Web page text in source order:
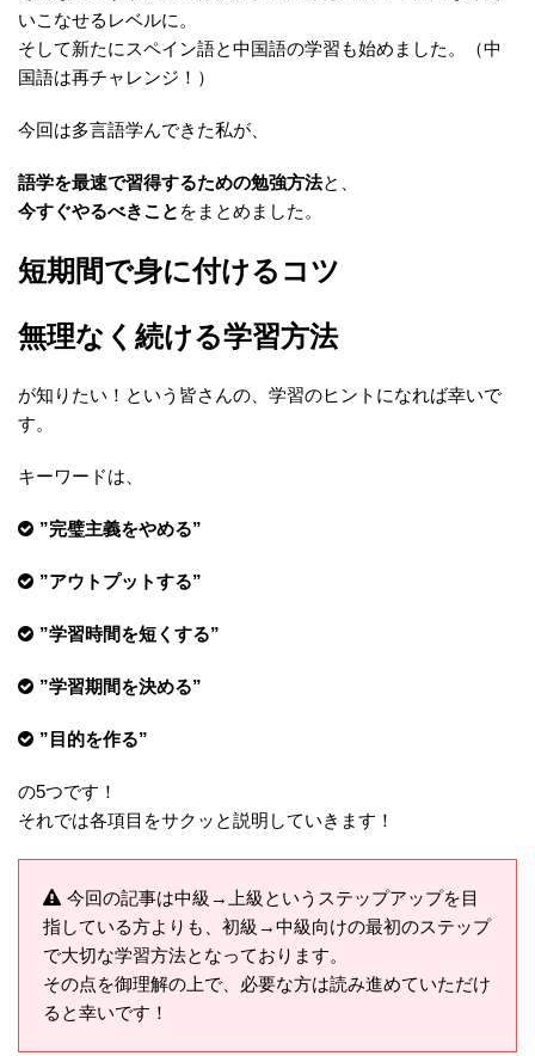
いこなせるレベルに。
そして新たにスペイン語と中国語の学習も始めました。（中
国語は再チャレンジ！）
今回は多言語学んできた私が、
語学を最速で習得するための勉強方法と、
今すぐやるべきこと をまとめました。
短期間で身に付けるコツ
無理なく続ける学習方法
が知りたい！という皆さんの、学習のヒントになれば幸いで
す。
キーワードは、
”完璧主義をやめる”
”アウトプットする”
”学習時間を短くする”
”学習期間を決める”
”目的を作る”
の5つです！
それでは各項目をサクッと説明していきます！
今回の記事は中級→上級というステップアップを目
指している方よりも、初級→中級向けの最初のステップ
で大切な学習方法となっております。
その点を御理解の上で、必要な方は読み進めていただけ
ると幸いです！